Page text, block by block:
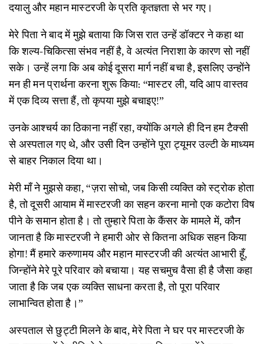
दयालु और महान मास्टरजी के प्रति कृतज्ञता से भर गए।
मेरे पिता ने बाद में मुझे बताया कि जिस रात उन्हें डॉक्टर ने कहा था
कि शल्य-चिकित्सा संभव नहीं है, वे अत्यंत निराशा के कारण सो नहीं
सके। उन्हें लगा कि अब कोई दूसरा मार्ग नहीं बचा है, इसलिए उन्होंने
मन ही मन प्रार्थना करना शुरू किया: “मास्टर ली, यदि आप वास्तव
में एक दिव्य सत्ता हैं, तो कृपया मुझे बचाइए!”
उनके आश्चर्य का ठिकाना नहीं रहा, क्योंकि अगले ही दिन हम टैक्सी
से अस्पताल गए थे, और उसी दिन उन्होंने पूरा ट्यूमर उल्टी के माध्यम
से बाहर निकाल दिया था।
मेरी माँ ने मुझसे कहा, “ज़रा सोचो, जब किसी व्यक्ति को स्ट्रोक होता
है, तो दूसरी आयाम में मास्टरजी का सहन करना मानो एक कटोरा विष
पीने के समान होता है। तो तुम्हारे पिता के कैंसर के मामले में, कौन
जानता है कि मास्टरजी ने हमारी ओर से कितना अधिक सहन किया
होगा! मैं हमारे करुणामय और महान मास्टरजी की अत्यंत आभारी हूँ,
जिन्होंने मेरे पूरे परिवार को बचाया। यह सचमुच वैसा ही है जैसा कहा
जाता है कि जब एक व्यक्ति साधना करता है, तो पूरा परिवार
लाभान्वित होता है।”
अस्पताल से छुट्टी मिलने के बाद, मेरे पिता ने घर पर मास्टरजी के